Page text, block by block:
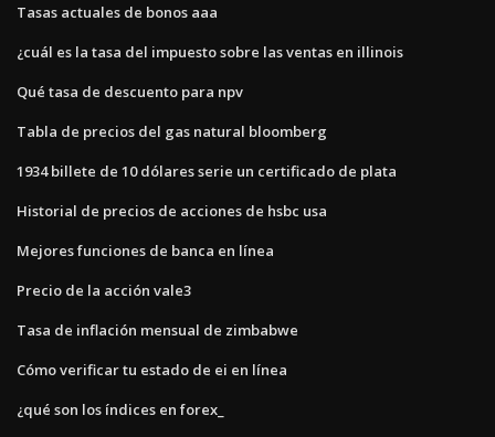
Tasas actuales de bonos aaa
¿cuál es la tasa del impuesto sobre las ventas en illinois
Qué tasa de descuento para npv
Tabla de precios del gas natural bloomberg
1934 billete de 10 dólares serie un certificado de plata
Historial de precios de acciones de hsbc usa
Mejores funciones de banca en línea
Precio de la acción vale3
Tasa de inflación mensual de zimbabwe
Cómo verificar tu estado de ei en línea
¿qué son los índices en forex_